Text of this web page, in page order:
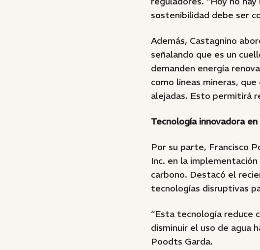
sostenibilidad debe ser
Además, Castagnino
señalando que es un
demanden energía
como líneas mineras,
alejadas. Esto permitirá
Tecnología innovadora
Por su parte, Francisco
Inc. en la
carbono. Destacó el
tecnologías disruptivas
“Esta tecnología reduce
disminuir el uso de agua
Poodts Garda.